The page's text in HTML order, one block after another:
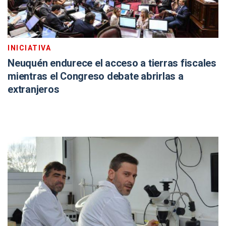
INICIATIVA
Neuquén endurece el acceso a tierras fiscales
mientras el Congreso debate abrirlas a
extranjeros